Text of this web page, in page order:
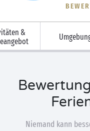
&
Niemand kann